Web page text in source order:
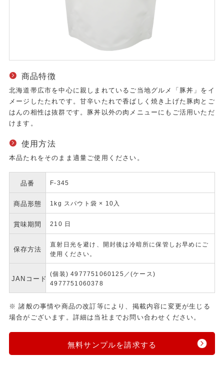
商品特徴
北海道帯広市を中心に親しまれているご当地グルメ「豚丼」をイ
メージしたたれです。甘辛いたれで香ばしく焼き上げた豚肉とご
はんの相性は抜群です。豚丼以外の肉メニューにもご活用いただ
けます。
使用方法
本品たれをそのまま適量ご使用ください。
品番 F-345
商品形態 1kg スパウト袋 × 10入
賞味期間 210 日
保存方法
直射日光を避け、開封後は冷暗所に保管しお早めにご
使用ください。
JANコード
(個装) 4977751060125／(ケース)
4977751060378
※ 諸般の事情や商品の改訂等により、掲載内容に変更が生じる
場合がございます。詳細は当社までお問い合わせください。
無料サンプルを請求する